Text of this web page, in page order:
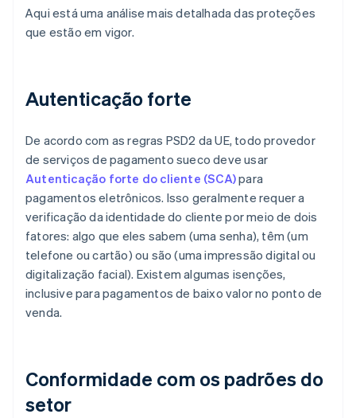
Aqui está uma análise mais detalhada das proteções
que estão em vigor.
Autenticação forte
De acordo com as regras PSD2 da UE, todo provedor
de serviços de pagamento sueco deve usar
Autenticação forte do cliente (SCA)para
pagamentos eletrônicos. Isso geralmente requer a
verificação da identidade do cliente por meio de dois
fatores: algo que eles sabem (uma senha), têm (um
telefone ou cartão) ou são (uma impressão digital ou
digitalização facial). Existem algumas isenções,
inclusive para pagamentos de baixo valor no ponto de
venda.
Conformidade com os padrões do
setor